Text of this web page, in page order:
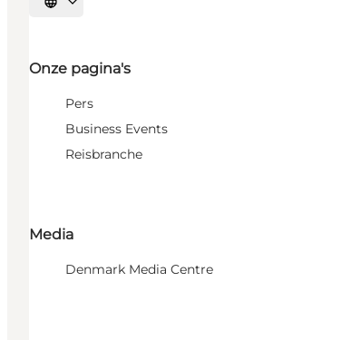
Selecteer taal
Onze pagina's
Pers
Business Events
Reisbranche
Media
Denmark Media Centre